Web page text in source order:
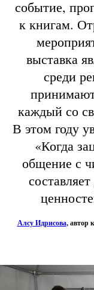
событие,
к книгам.
выставка
среди
каждый со
В этом году
«Когда
общение с
Алсу Идрисова, автор